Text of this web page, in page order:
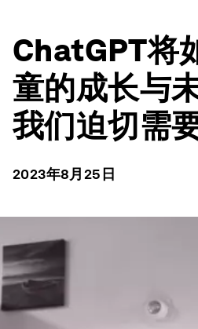
ChatGPT将
童的成长与
我们迫切需
2023年8月25日